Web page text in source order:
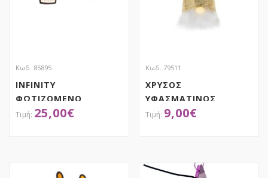
Κωδ. 85895
INFINITY
ΦΩΤΙΖΟΜΕΝΟ
ΚΡΕΜΑΣΤΟ CUPCAKE
25,00€
Κωδ. 79511
ΧΡΥΣΟΣ
ΥΦΑΣΜΑΤΙΝΟΣ
ΦΩΤΙΖΟΜΕΝΟΣ
9,00€